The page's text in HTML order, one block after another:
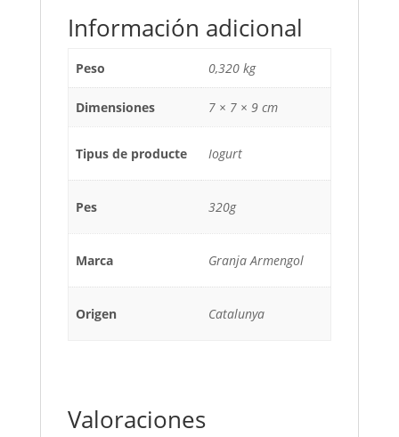
Información adicional
Peso 0,320 kg
Dimensiones 7 × 7 × 9 cm
Tipus de producte Iogurt
Pes 320g
Marca Granja Armengol
Origen Catalunya
Valoraciones